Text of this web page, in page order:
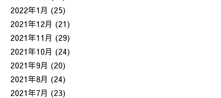
2022年1月 (25)
2021年12月 (21)
2021年11月 (29)
2021年10月 (24)
2021年9月 (20)
2021年8月 (24)
2021年7月 (23)